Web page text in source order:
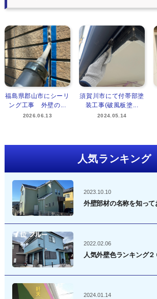
福島県郡山市にシーリ
ング工事 外壁の...
2026.06.13
須賀川市にて付帯部塗
装工事(破風板塗...
2024.05.14
人気ランキング
2023.10.10
外壁部材の名称を知って
2022.02.06
人気外壁色ランキング
2024.01.14